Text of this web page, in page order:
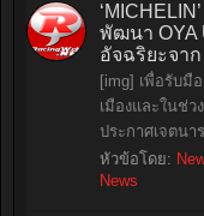
พัฒนา OYA
อัจฉริยะจา
[img] เพื่อรับมื
เมืองและในช่
ประกาศเจตน
หัวข้อโดย:
News